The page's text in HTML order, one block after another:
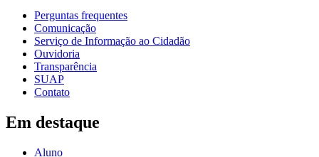
Perguntas frequentes
Comunicação
Serviço de Informação ao Cidadão
Ouvidoria
Transparência
SUAP
Contato
Em destaque
Aluno